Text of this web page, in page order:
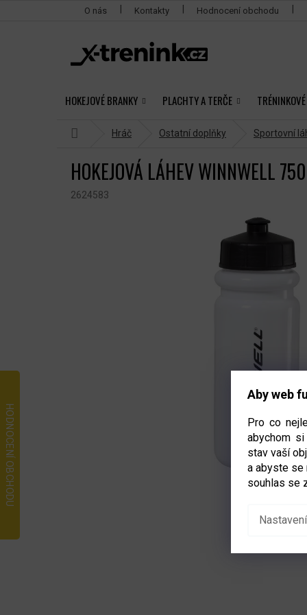
Aby web
Pro co
abychom
stav vaší
a abyste se
souhlas se
Nastavení
O nás Kontakty Hodnocení obchodu
HOKEJOVÉ BRANKY PLACHTY A TERČE
Hráč Ostatní doplňky Sportovní
HOKEJOVÁ LÁHEV WINNWELL
2624583